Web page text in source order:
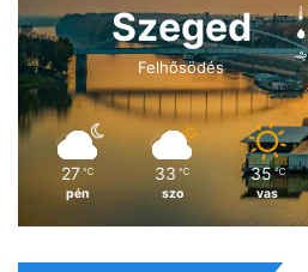
Szeged
Felhősödés
27 ℃
pén
33 ℃
szo
35 ℃
vas